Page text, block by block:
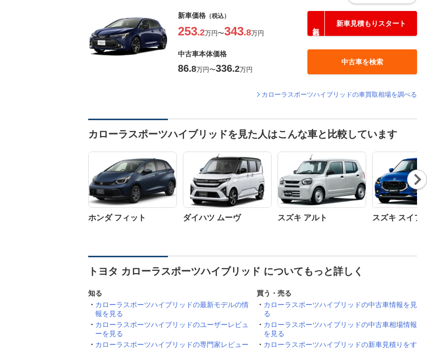
新車価格 （税込）
253.2万円〜343.8万円
新車見積もりスタート
中古車本体価格
86.8万円〜336.2万円
中古車を検索
カローラスポーツハイブリッドの車買取相場を調べる
カローラスポーツハイブリッドを見た人はこんな車と比較しています
ホンダ フィット ダイハツ ムーヴ スズキ アルト スズキ スイフト
Nex
t
トヨタ カローラスポーツハイブリッド についてもっと詳しく
知る
カローラスポーツハイブリッドの最新モデルの情
報を見る
カローラスポーツハイブリッドのユーザーレビュ
ーを見る
カローラスポーツハイブリッドの専門家レビュー
買う・売る
カローラスポーツハイブリッドの中古車情報を見
る
カローラスポーツハイブリッドの中古車相場情報
を見る
カローラスポーツハイブリッドの新車見積りをす